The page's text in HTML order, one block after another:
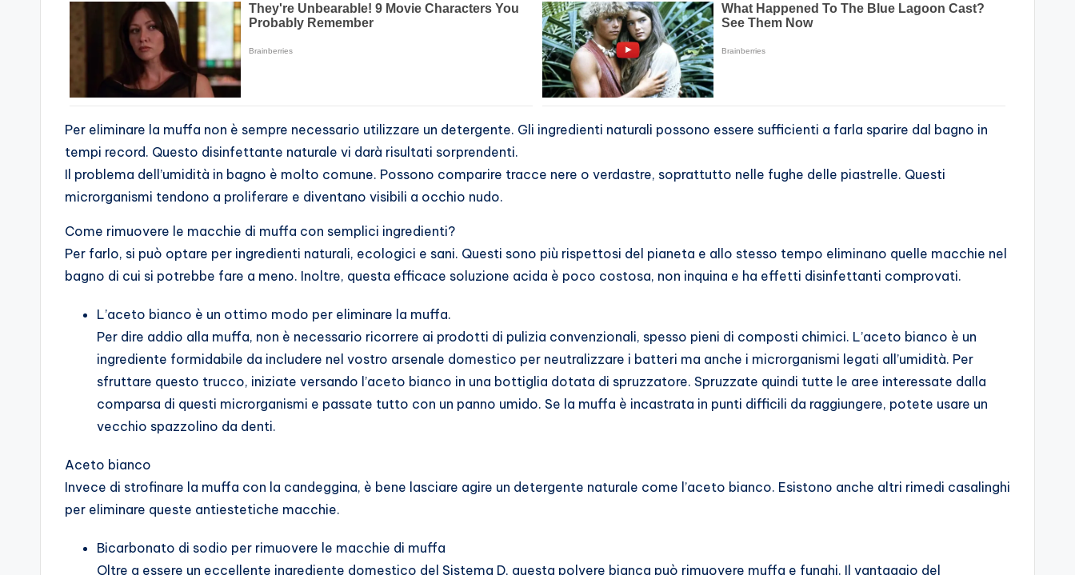
Per eliminare la muffa non è sempre necessario utilizzare un detergente. Gli ingredienti naturali possono essere sufficienti a farla sparire dal bagno in
tempi record. Questo disinfettante naturale vi darà risultati sorprendenti.
Il problema dell’umidità in bagno è molto comune. Possono comparire tracce nere o verdastre, soprattutto nelle fughe delle piastrelle. Questi
microrganismi tendono a proliferare e diventano visibili a occhio nudo.
Come rimuovere le macchie di muffa con semplici ingredienti?
Per farlo, si può optare per ingredienti naturali, ecologici e sani. Questi sono più rispettosi del pianeta e allo stesso tempo eliminano quelle macchie nel
bagno di cui si potrebbe fare a meno. Inoltre, questa efficace soluzione acida è poco costosa, non inquina e ha effetti disinfettanti comprovati.
L’aceto bianco è un ottimo modo per eliminare la muffa.
Per dire addio alla muffa, non è necessario ricorrere ai prodotti di pulizia convenzionali, spesso pieni di composti chimici. L’aceto bianco è un
ingrediente formidabile da includere nel vostro arsenale domestico per neutralizzare i batteri ma anche i microrganismi legati all’umidità. Per
sfruttare questo trucco, iniziate versando l’aceto bianco in una bottiglia dotata di spruzzatore. Spruzzate quindi tutte le aree interessate dalla
comparsa di questi microrganismi e passate tutto con un panno umido. Se la muffa è incastrata in punti difficili da raggiungere, potete usare un
vecchio spazzolino da denti.
Aceto bianco
Invece di strofinare la muffa con la candeggina, è bene lasciare agire un detergente naturale come l’aceto bianco. Esistono anche altri rimedi casalinghi
per eliminare queste antiestetiche macchie.
Bicarbonato di sodio per rimuovere le macchie di muffa
Oltre a essere un eccellente ingrediente domestico del Sistema D, questa polvere bianca può rimuovere muffa e funghi. Il vantaggio del